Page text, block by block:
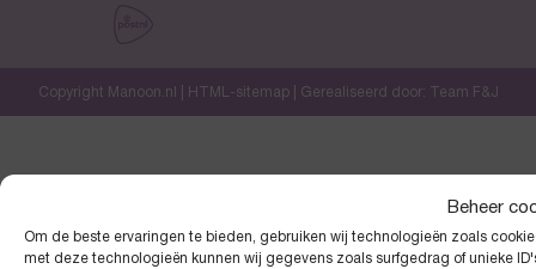
Beheer
Om de beste ervaringen te bieden, gebruiken wij technologieën zoals
met deze technologieën kunnen wij gegevens zoals surfgedrag of unieke
Copyright Manoon.nl | HTML-sitemap| Gerealiseerd door: Team F&J